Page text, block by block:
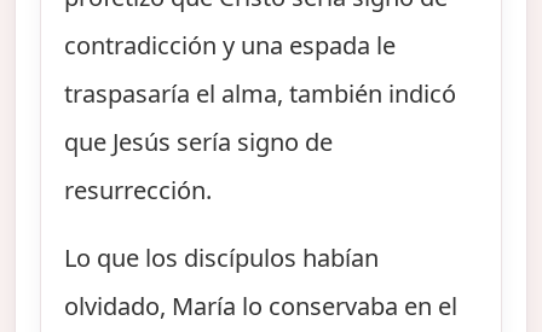
contradicción y una espada le
traspasaría el alma, también indicó
que Jesús sería signo de
resurrección.
Lo que los discípulos habían
olvidado, María lo conservaba en el